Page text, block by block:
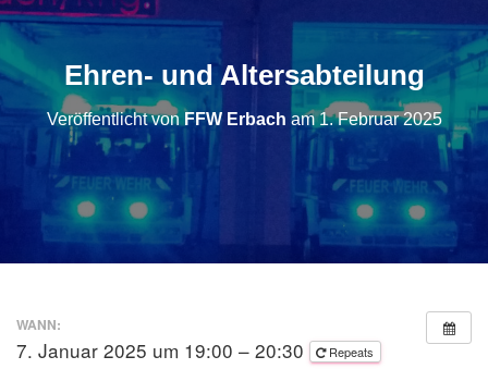
Ehren- und Altersabteilung
Veröffentlicht von FFW Erbach am1. Februar 2025
WANN:
7. Januar 2025 um 19:00 – 20:30 Repeats